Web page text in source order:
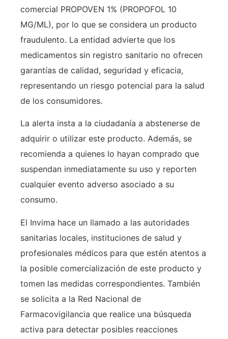
comercial PROPOVEN 1% (PROPOFOL 10
MG/ML), por lo que se considera un producto
fraudulento. La entidad advierte que los
medicamentos sin registro sanitario no ofrecen
garantías de calidad, seguridad y eficacia,
representando un riesgo potencial para la salud
de los consumidores.
La alerta insta a la ciudadanía a abstenerse de
adquirir o utilizar este producto. Además, se
recomienda a quienes lo hayan comprado que
suspendan inmediatamente su uso y reporten
cualquier evento adverso asociado a su
consumo.
El Invima hace un llamado a las autoridades
sanitarias locales, instituciones de salud y
profesionales médicos para que estén atentos a
la posible comercialización de este producto y
tomen las medidas correspondientes. También
se solicita a la Red Nacional de
Farmacovigilancia que realice una búsqueda
activa para detectar posibles reacciones